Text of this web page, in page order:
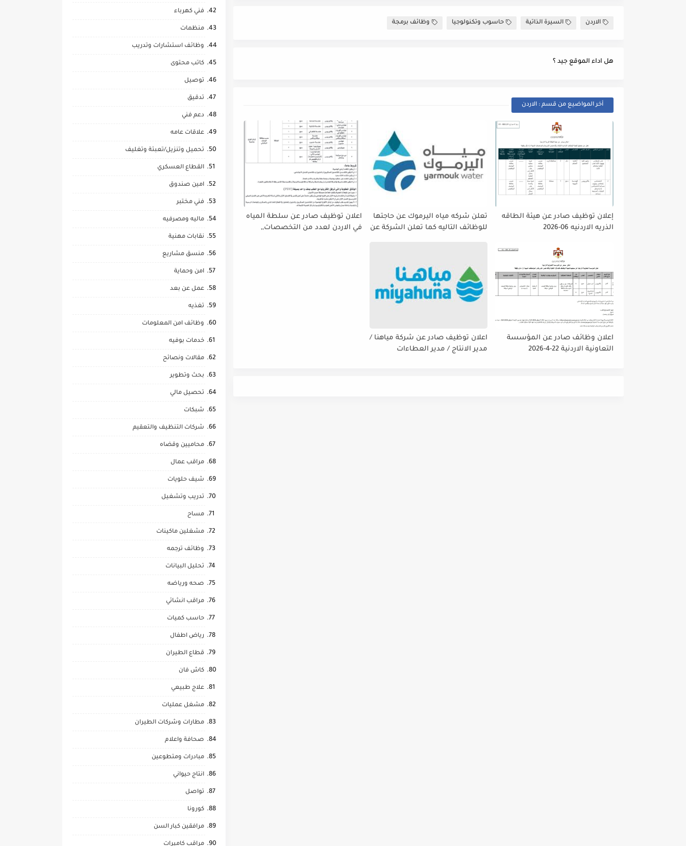
الاردن السيرة الذاتية حاسوب وتكنولوجيا وظائف برمجة
هل اداء الموقع جيد ؟
أخر المواضيع من قسم : الاردن
إعلان توظيف صادر عن هيئة الطاقه
الذريه الاردنيه 06-2026
تعلن شركه مياه اليرموك عن حاجتها
للوظائف التاليه كما تعلن الشركة عن
على إتاحة الفرصة الكافية أمام
الجميع لاستكمال إجراءات التقديم.
اعلان توظيف صادر عن سلطة المياه
في الاردن لعدد من التخصصات,,
اعلان وظائف صادر عن المؤسسة
التعاونية الاردنية 22-4-2026
اعلان توظيف صادر عن شركة مياهنا /
مدير الانتاج / مدير العطاءات
فني كهرباء
منظمات
وظائف استشارات وتدريب
كاتب محتوى
توصيل
تدقيق
دعم فني
علاقات عامه
تحميل وتنزيل/تعبئة وتغليف
القطاع العسكري
امين صندوق
فني مختبر
ماليه ومصرفيه
نقابات مهنية
منسق مشاريع
امن وحماية
عمل عن بعد
تغذيه
وظائف امن المعلومات
خدمات بوفيه
مقالات ونصائح
بحث وتطوير
تحصيل مالي
شبكات
شركات التنظيف والتعقيم
محاميين وقضاه
مراقب عمال
شيف حلويات
تدريب وتشغيل
مساح
مشغلين ماكينات
وظائف ترجمه
تحليل البيانات
صحه ورياضه
مراقب انشائي
حاسب كميات
رياض اطفال
قطاع الطيران
كاش فان
علاج طبيعي
مشغل عمليات
مطارات وشركات الطيران
صحافة واعلام
مبادرات ومتطوعين
انتاج حيواني
تواصل
كورونا
مرافقين كبار السن
مراقب كاميرات